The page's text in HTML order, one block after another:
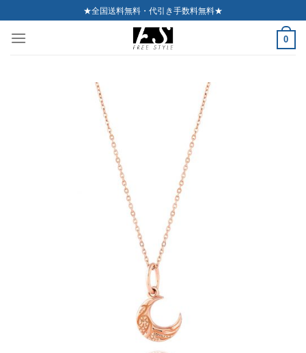
to
content
★全国送料無料・代引き手数料無料★
0